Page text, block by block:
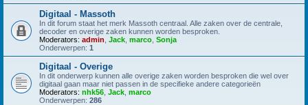
Digitaal - Massoth
In dit forum staat het merk Massoth centraal. Alle zaken over de centrale,
decoder en overige zaken kunnen worden besproken.
Moderators: admin Jack marco Sonja
Onderwerpen: 1
Digitaal - Overige
In dit onderwerp kunnen alle overige zaken worden besproken die wel over
digitaal gaan maar niet passen in de specifieke andere categorieën
Moderators: nhk56 Jack marco
Onderwerpen: 286